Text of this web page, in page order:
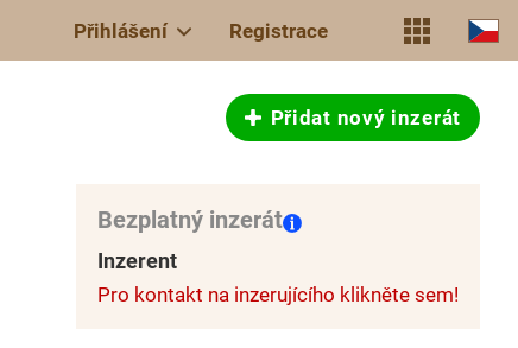
Přihlášení Registrace
Přidat nový inzerát
Bezplatný inzerát
Inzerent
Pro kontakt na inzerujícího klikněte sem!